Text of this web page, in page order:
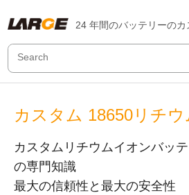
24 年間のバッテリーの
カスタム 18650リチ
カスタムリチウムイオンバッ
の専門知識
最大の信頼性と最大の安全性